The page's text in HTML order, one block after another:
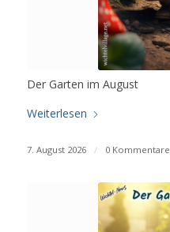
Der Garten im August
Weiterlesen
7. August 2026 / 0 Kommentare